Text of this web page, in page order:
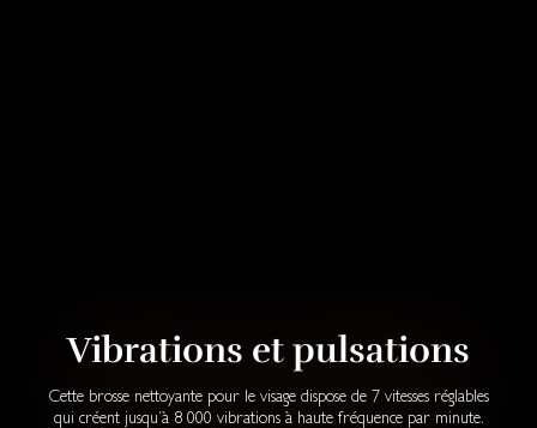
Vibrations et pulsations
Cette brosse nettoyante pour le visage dispose de 7 vitesses réglables
qui créent jusqu’à 8 000 vibrations à haute fréquence par minute.